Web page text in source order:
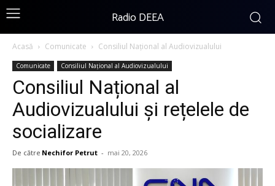
Radio DEEA
Acasă Comunicate Consiliul Național al Audiovizualului
Comunicate Consiliul Național al Audiovizualului
Consiliul Național al
Audiovizualului și rețelele de
socializare
De către Nechifor Petrut - mai 20, 2026